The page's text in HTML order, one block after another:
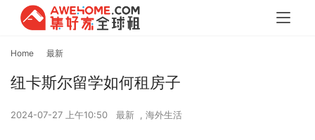
Home 最新
纽卡斯尔留学如何租房子
2024-07-27 上午10:50 最新 , 海外生活